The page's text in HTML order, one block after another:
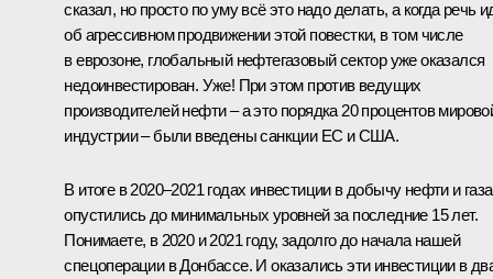
сказал, но просто по уму всё это надо делать, а когда речь
об агрессивном продвижении этой повестки, в том числе
в еврозоне, глобальный нефтегазовый сектор уже оказался
недоинвестирован. Уже! При этом против ведущих
производителей нефти – а это порядка 20 процентов
индустрии – были введены санкции ЕС и США.
В итоге в 2020–2021 годах инвестиции в добычу нефти и газа
опустились до минимальных уровней за последние 15 лет.
Понимаете, в 2020 и 2021 году, задолго до начала нашей
спецоперации в Донбассе. И оказались эти инвестиции в